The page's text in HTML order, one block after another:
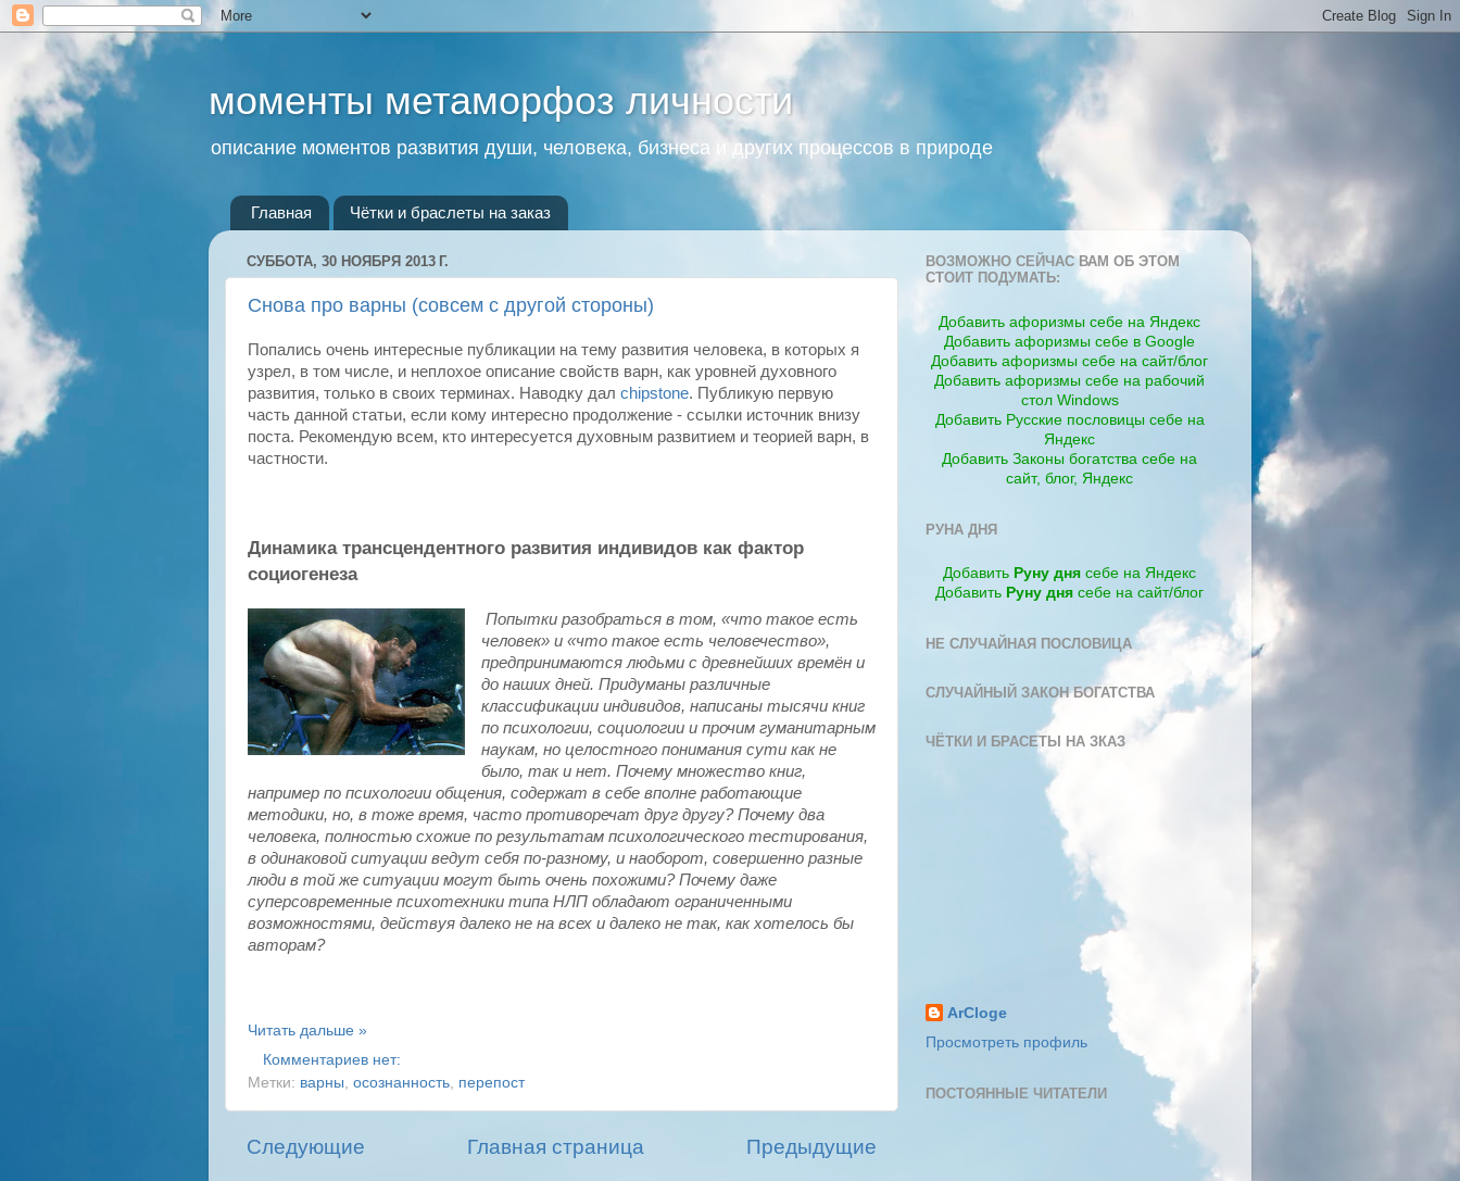
моменты метаморфоз личности
описание моментов развития души, человека, бизнеса и других процессов в природе
Главная Чётки и браслеты на заказ
СУББОТА, 30 НОЯБРЯ 2013 Г.
Снова про варны (совсем с другой стороны)
Попались очень интересные публикации на тему развития человека, в которых я
узрел, в том числе, и неплохое описание свойств варн, как уровней духовного
развития, только в своих терминах. Наводку дал chipstone. Публикую первую
часть данной статьи, если кому интересно продолжение - ссылки источник внизу
поста. Рекомендую всем, кто интересуется духовным развитием и теорией варн, в
частности.
Динамика трансцендентного развития индивидов как фактор
социогенеза
Попытки разобраться в том, «что такое есть
человек» и «что такое есть человечество»,
предпринимаются людьми с древнейших времён и
до наших дней. Придуманы различные
классификации индивидов, написаны тысячи книг
по психологии, социологии и прочим гуманитарным
наукам, но целостного понимания сути как не
было, так и нет. Почему множество книг,
например по психологии общения, содержат в себе вполне работающие
методики, но, в тоже время, часто противоречат друг другу? Почему два
человека, полностью схожие по результатам психологического тестирования,
в одинаковой ситуации ведут себя по-разному, и наоборот, совершенно разные
люди в той же ситуации могут быть очень похожими? Почему даже
суперсовременные психотехники типа НЛП обладают ограниченными
возможностями, действуя далеко не на всех и далеко не так, как хотелось бы
авторам?
Читать дальше »
Комментариев нет:
Метки: варны осознанность перепост
Следующие Предыдущие
Главная страница
ВОЗМОЖНО СЕЙЧАС ВАМ ОБ ЭТОМ
СТОИТ ПОДУМАТЬ:
Добавить афоризмы себе на Яндекс
Добавить афоризмы себе в Google
Добавить афоризмы себе на сайт/блог
Добавить афоризмы себе на рабочий
стол Windows
Добавить Русские пословицы себе на
Яндекс
Добавить Законы богатства себе на
сайт, блог, Яндекс
РУНА ДНЯ
Добавить Руну дня себе на Яндекс
Добавить Руну дня себе на сайт/блог
НЕ СЛУЧАЙНАЯ ПОСЛОВИЦА
СЛУЧАЙНЫЙ ЗАКОН БОГАТСТВА
ЧЁТКИ И БРАСЕТЫ НА ЗКАЗ
ArCloge
Просмотреть профиль
ПОСТОЯННЫЕ ЧИТАТЕЛИ